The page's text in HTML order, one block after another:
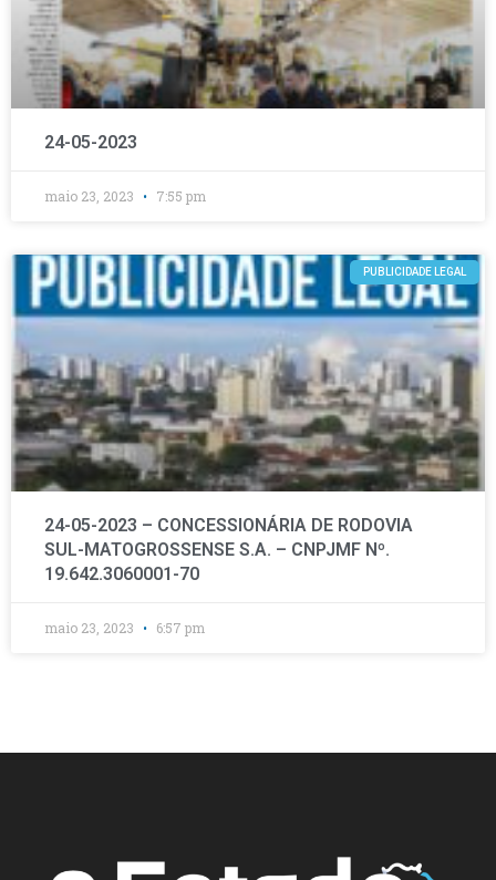
24-05-2023
maio 23, 2023 7:55 pm
PUBLICIDADE LEGAL
24-05-2023 – CONCESSIONÁRIA DE RODOVIA
SUL-MATOGROSSENSE S.A. – CNPJMF Nº.
19.642.3060001-70
maio 23, 2023 6:57 pm